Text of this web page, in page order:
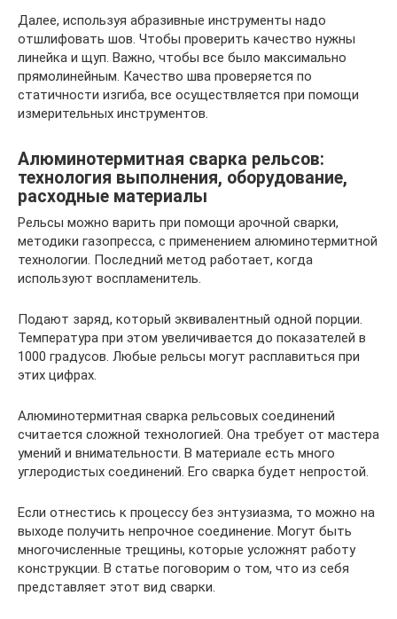
Далее, используя абразивные инструменты надо
отшлифовать шов. Чтобы проверить качество нужны
линейка и щуп. Важно, чтобы все было максимально
прямолинейным. Качество шва проверяется по
статичности изгиба, все осуществляется при помощи
измерительных инструментов.
Алюминотермитная сварка рельсов:
технология выполнения, оборудование,
расходные материалы
Рельсы можно варить при помощи арочной сварки,
методики газопресса, с применением алюминотермитной
технологии. Последний метод работает, когда
используют воспламенитель.
Подают заряд, который эквивалентный одной порции.
Температура при этом увеличивается до показателей в
1000 градусов. Любые рельсы могут расплавиться при
этих цифрах.
Алюминотермитная сварка рельсовых соединений
считается сложной технологией. Она требует от мастера
умений и внимательности. В материале есть много
углеродистых соединений. Его сварка будет непростой.
Если отнестись к процессу без энтузиазма, то можно на
выходе получить непрочное соединение. Могут быть
многочисленные трещины, которые усложнят работу
конструкции. В статье поговорим о том, что из себя
представляет этот вид сварки.